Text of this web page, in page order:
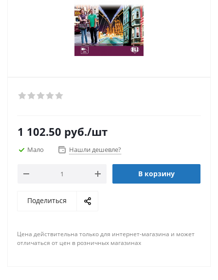
1 102.50 руб./шт
Мало Нашли дешевле?
В корзину
Поделиться
Цена действительна только для интернет-магазина и может
отличаться от цен в розничных магазинах